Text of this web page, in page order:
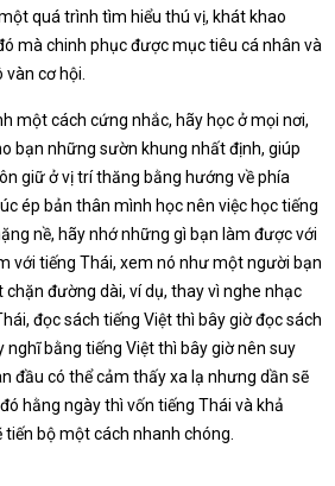
quá trình tìm hiểu thú vị, khát khao
mà chinh phục được mục tiêu cá nhân và
cơ hội.
một cách cứng nhắc, hãy học ở mọi nơi,
bạn những sườn khung nhất định, giúp
giữ ở vị trí thăng bằng hướng về phía
ép bản thân mình học nên việc học tiếng
nề, hãy nhớ những gì bạn làm được với
với tiếng Thái, xem nó như một người bạn
đường dài, ví dụ, thay vì nghe nhạc
đọc sách tiếng Việt thì bây giờ đọc sách
nghĩ bằng tiếng Việt thì bây giờ nên suy
đầu có thể cảm thấy xa lạ nhưng dần sẽ
hằng ngày thì vốn tiếng Thái và khả
bộ một cách nhanh chóng.